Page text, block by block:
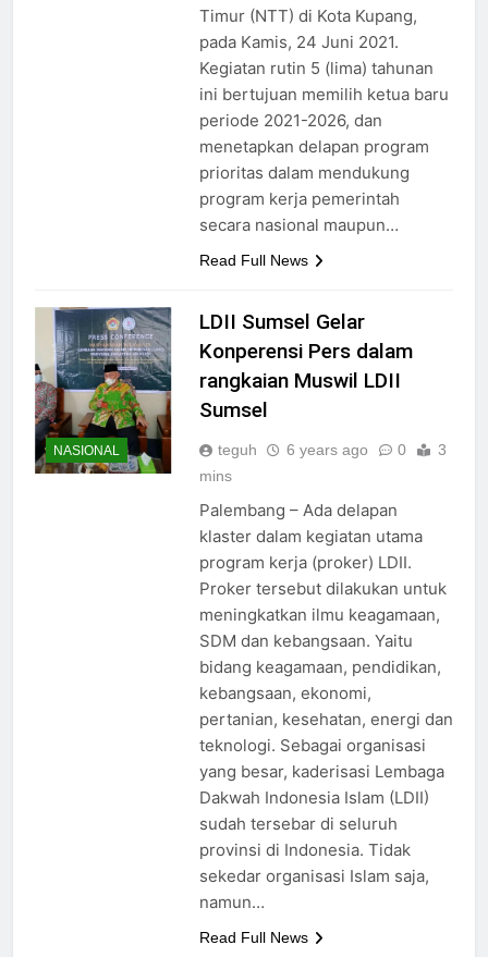
Timur (NTT) di Kota Kupang,
pada Kamis, 24 Juni 2021.
Kegiatan rutin 5 (lima) tahunan
ini bertujuan memilih ketua baru
periode 2021-2026, dan
menetapkan delapan program
prioritas dalam mendukung
program kerja pemerintah
secara nasional maupun…
Read Full News
NASIONAL
LDII Sumsel Gelar
Konperensi Pers dalam
rangkaian Muswil LDII
Sumsel
teguh 6 years ago 0
3
mins
Palembang – Ada delapan
klaster dalam kegiatan utama
program kerja (proker) LDII.
Proker tersebut dilakukan untuk
meningkatkan ilmu keagamaan,
SDM dan kebangsaan. Yaitu
bidang keagamaan, pendidikan,
kebangsaan, ekonomi,
pertanian, kesehatan, energi dan
teknologi. Sebagai organisasi
yang besar, kaderisasi Lembaga
Dakwah Indonesia Islam (LDII)
sudah tersebar di seluruh
provinsi di Indonesia. Tidak
sekedar organisasi Islam saja,
namun…
Read Full News